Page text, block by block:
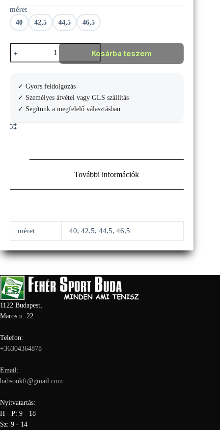
52
990 Ft.
45
000 Ft.
méret
40 42,5 44,5 46,5
Asics
Resolution
X
mennyiség
Kosárba teszem
✓ Gyors feldolgozás
✓ Személyes átvétel vagy GLS szállítás
✓ Segítünk a megfelelő választásban
További információk
méret 40, 42,5, 44,5, 46,5
1122 Budapest,
Maros u. 22
Telefon:
+36304364878
Email:
babsonkft@gmail.com
Nyitvatartás:
H - P: 9 - 18
Sz: 9 - 14